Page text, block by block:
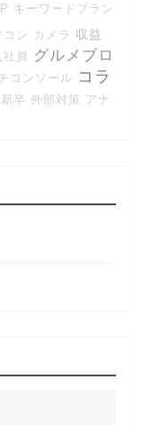
キーワードプラン
コン カメラ 収益
社員
グルメブロ
コンソール コラ
新卒 外部対策 アナ